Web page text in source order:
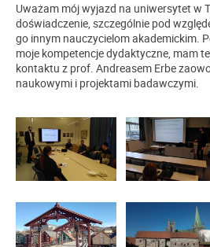
Uważam mój wyjazd na uniwersytet w
doświadczenie, szczególnie pod
go innym nauczycielom akademickim.
moje kompetencje dydaktyczne, mam
kontaktu z prof. Andreasem Erbe
naukowymi i projektami badawczymi.